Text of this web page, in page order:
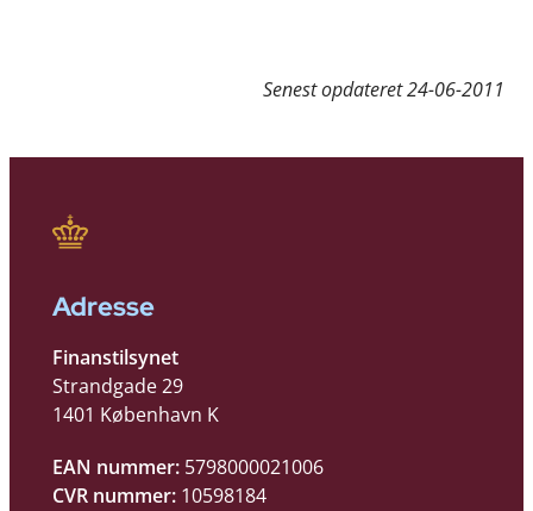
Senest opdateret24-06-2011
Adresse
Finanstilsynet
Strandgade 29
1401 København K
EAN nummer: 5798000021006
CVR nummer: 10598184